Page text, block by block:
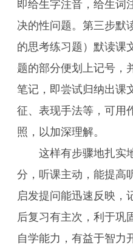
即给生字注音，给生词
决的性问题。第三步默
的思考练习题）默读课
题的部分便划上记号，
笔记，即尝试归纳出课
征、表现手法等，可用
照，以加深理解。
这样有步骤地扎实
分，听课主动，能提高
启发提问能迅速反映，
后复习有主次，利于巩
自学能力，有益于智力